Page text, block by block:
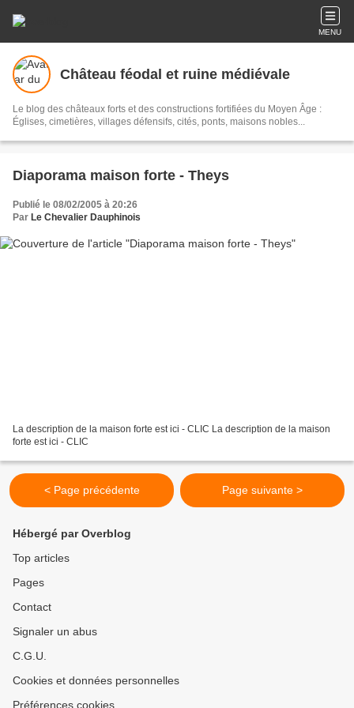
MENU
Château féodal et ruine médiévale
Le blog des châteaux forts et des constructions fortifiées du Moyen Âge :
Églises, cimetières, villages défensifs, cités, ponts, maisons nobles...
Diaporama maison forte - Theys
Publié le 08/02/2005 à 20:26
Par Le Chevalier Dauphinois
La description de la maison forte est ici - CLIC La description de la maison
forte est ici - CLIC
< Page précédente Page suivante >
Hébergé par Overblog
Top articles
Pages
Contact
Signaler un abus
C.G.U.
Cookies et données personnelles
Préférences cookies